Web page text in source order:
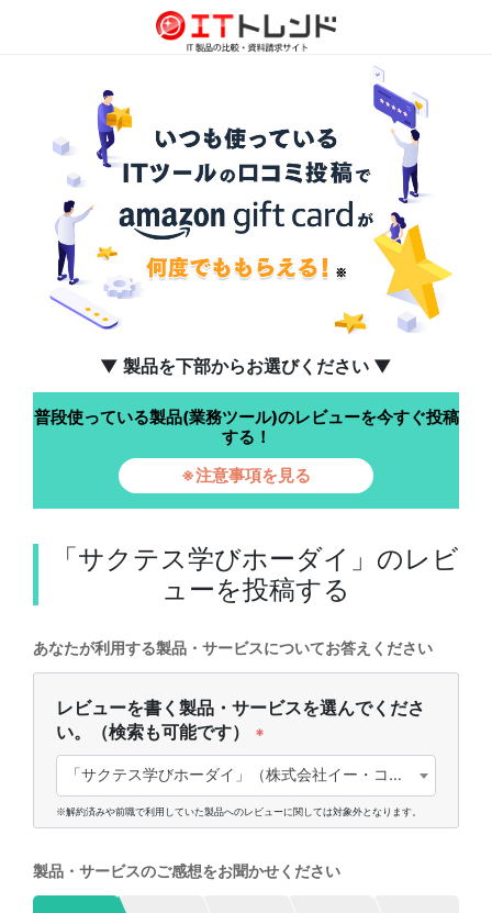
▼ 製品を下部からお選びください ▼
普段使っている製品(業務ツール)のレビューを今すぐ投稿
する！
※注意事項を見る
「サクテス学びホーダイ」 のレビ
ューを投稿する
あなたが利用する製品・サービスについてお答えください
レビューを書く製品・サービスを選んでくださ
い。（検索も可能です）
*
「サクテス学びホーダイ」（株式会社イー・コミュニケーションズ)
※解約済みや前職で利用していた製品へのレビューに関しては対象外となります。
製品・サービスのご感想をお聞かせください